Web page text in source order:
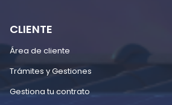
CLIENTE
Área de cliente
Trámites y Gestiones
Gestiona tu contrato